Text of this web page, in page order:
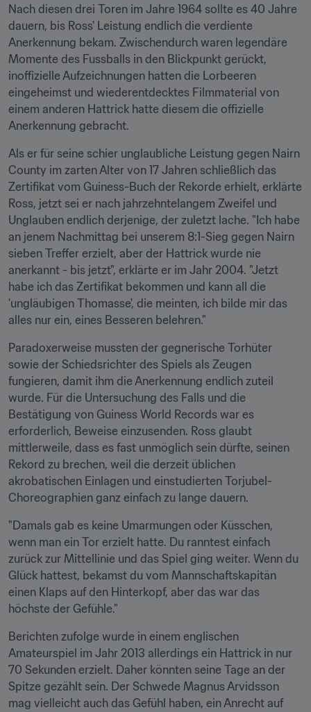
Nach diesen drei Toren im Jahre 1964 sollte es 40 Jahre
dauern, bis Ross' Leistung endlich die verdiente
Anerkennung bekam. Zwischendurch waren legendäre
Momente des Fussballs in den Blickpunkt gerückt,
inoffizielle Aufzeichnungen hatten die Lorbeeren
eingeheimst und wiederentdecktes Filmmaterial von
einem anderen Hattrick hatte diesem die offizielle
Anerkennung gebracht.
Als er für seine schier unglaubliche Leistung gegen Nairn
County im zarten Alter von 17 Jahren schließlich das
Zertifikat vom Guiness-Buch der Rekorde erhielt, erklärte
Ross, jetzt sei er nach jahrzehntelangem Zweifel und
Unglauben endlich derjenige, der zuletzt lache. "Ich habe
an jenem Nachmittag bei unserem 8:1-Sieg gegen Nairn
sieben Treffer erzielt, aber der Hattrick wurde nie
anerkannt - bis jetzt", erklärte er im Jahr 2004. "Jetzt
habe ich das Zertifikat bekommen und kann all die
'ungläubigen Thomasse', die meinten, ich bilde mir das
alles nur ein, eines Besseren belehren."
Paradoxerweise mussten der gegnerische Torhüter
sowie der Schiedsrichter des Spiels als Zeugen
fungieren, damit ihm die Anerkennung endlich zuteil
wurde. Für die Untersuchung des Falls und die
Bestätigung von Guiness World Records war es
erforderlich, Beweise einzusenden. Ross glaubt
mittlerweile, dass es fast unmöglich sein dürfte, seinen
Rekord zu brechen, weil die derzeit üblichen
akrobatischen Einlagen und einstudierten Torjubel-
Choreographien ganz einfach zu lange dauern.
"Damals gab es keine Umarmungen oder Küsschen,
wenn man ein Tor erzielt hatte. Du ranntest einfach
zurück zur Mittellinie und das Spiel ging weiter. Wenn du
Glück hattest, bekamst du vom Mannschaftskapitän
einen Klaps auf den Hinterkopf, aber das war das
höchste der Gefühle."
Berichten zufolge wurde in einem englischen
Amateurspiel im Jahr 2013 allerdings ein Hattrick in nur
70 Sekunden erzielt. Daher könnten seine Tage an der
Spitze gezählt sein. Der Schwede Magnus Arvidsson
mag vielleicht auch das Gefühl haben, ein Anrecht auf